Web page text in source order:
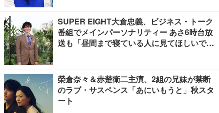
SUPER EIGHT大倉忠義、ビジネス・トーク
番組でメインパーソナリティー あさ6時台放
送も「昼間まで寝ている人に見てほしいで
榮倉奈々＆赤楚衛二主演、2組の兄妹が禁断
のラブ・サスペンス「あにいもうと」秋スタ
ート